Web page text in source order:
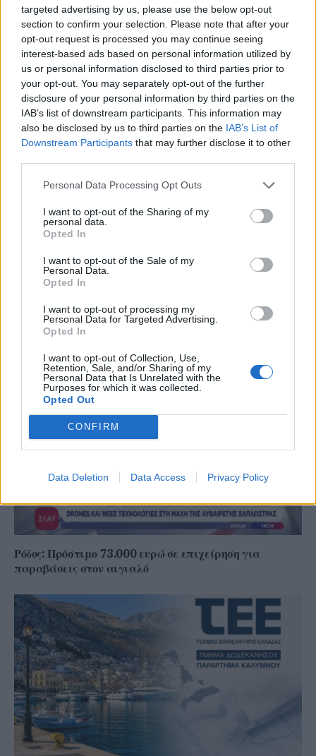
targeted advertising by us, please use the below opt-out
section to confirm your selection. Please note that after your
opt-out request is processed you may continue seeing
interest-based ads based on personal information utilized by
us or personal information disclosed to third parties prior to
your opt-out. You may separately opt-out of the further
disclosure of your personal information by third parties on the
IAB’s list of downstream participants. This information may
also be disclosed by us to third parties on the IAB’s List of
Downstream Participants that may further disclose it to other
Personal Data Processing Opt Outs
I want to opt-out of the Sharing of my
personal data.
Opted In
I want to opt-out of the Sale of my
Personal Data.
Opted In
I want to opt-out of processing my
Personal Data for Targeted Advertising.
Opted In
I want to opt-out of Collection, Use,
Retention, Sale, and/or Sharing of my
Personal Data that Is Unrelated with the
Purposes for which it was collected.
Opted Out
CONFIRM
Data Deletion Data Access Privacy Policy
(Videos) Από τη συνεργασία στη σύγκρουση: Η
συνέντευξη Γ. Μαστροκούκου και Μ. Πλάτση και τα
ερωτήματα του ΤΕΕ για τις αναθέσεις
Γ. Ξηραδάκης: «Ολιγοπωλιακή δομή στην Ελληνική
Ακτοπλοΐα – Ποιοι ελέγχουν το 60% του συνολικού
Ρόδος: Πρόστιμο 73.000 ευρώ σε επιχείρηση για
παραβάσεις στον αιγιαλό